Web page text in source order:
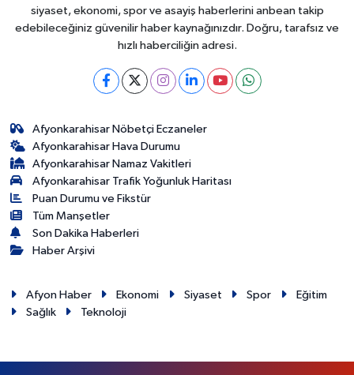
siyaset, ekonomi, spor ve asayiş haberlerini anbean takip
edebileceğiniz güvenilir haber kaynağınızdır. Doğru, tarafsız ve
hızlı haberciliğin adresi.
Afyonkarahisar Nöbetçi Eczaneler
Afyonkarahisar Hava Durumu
Afyonkarahisar Namaz Vakitleri
Afyonkarahisar Trafik Yoğunluk Haritası
Puan Durumu ve Fikstür
Tüm Manşetler
Son Dakika Haberleri
Haber Arşivi
Afyon Haber Ekonomi Siyaset Spor
Eğitim
Sağlık
Teknoloji